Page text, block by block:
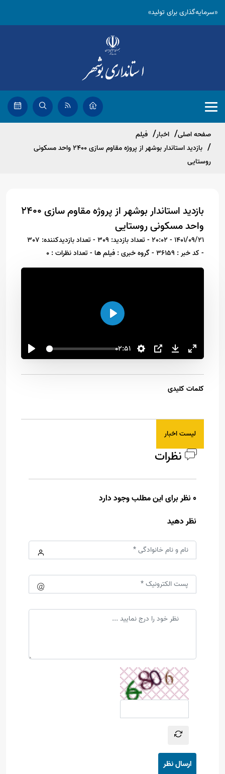
«سرمایه‌گذاری برای تولید»
صفحه اصلی اخبار
فیلم
بازدید استاندار بوشهر از پروژه مقاوم سازی 2400 واحد مسکونی
روستایی
بازدید استاندار بوشهر از پروژه مقاوم سازی 2400
واحد مسکونی روستایی
1401/09/21 - 20:02 - تعداد بازدید: 309
- تعداد بازدیدکننده: 307
- کد خبر : 36159
- گروه خبری : فیلم ها - تعداد نظرات : 0
02:51
اجرا
کلمات کلیدی
لیست اخبار
نظرات
0 نظر برای این مطلب وجود دارد
نظر دهید
ارسال نظر